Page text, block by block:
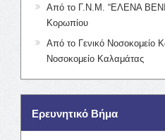
Από το Γ.Ν.Μ. “ΕΛΕΝΑ
Κορωπίου
Από το Γενικό Νοσοκομείο
Νοσοκομείο Καλαμάτας
Ερευνητικό Βήμα